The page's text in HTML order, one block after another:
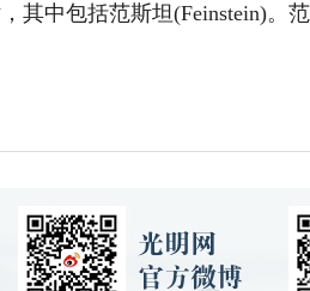
其中包括范斯坦(Feinstein)。